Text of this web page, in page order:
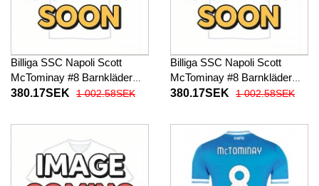
Billiga SSC Napoli Scott
McTominay #8 Barnkläder
Hemma fotbollskläder till
Korta byxor)
380.17SEK 1 002.58SEK
Billiga SSC Napoli Scott
McTominay #8 Barnkläder
Borta fotbollskläder till baby
byxor)
380.17SEK 1 002.58SEK